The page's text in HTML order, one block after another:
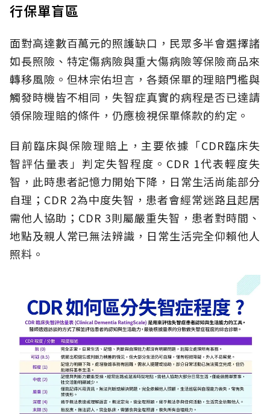
行保單盲區
面對高達數百萬元的照護缺口，民眾多半會選擇諸
如長照險、特定傷病險與重大傷病險等保險商品來
轉移風險。但林宗佑坦言，各類保單的理賠門檻與
觸發時機皆不相同，失智症真實的病程是否已達請
領保險理賠的條件，仍應檢視保單條款的約定。
目前臨床與保險理賠上，主要依據「CDR臨床失
智評估量表」判定失智程度。CDR 1代表輕度失
智，此時患者記憶力開始下降，日常生活尚能部分
自理；CDR 2為中度失智，患者會經常迷路且起居
需他人協助；CDR 3則屬嚴重失智，患者對時間、
地點及親人常已無法辨識，日常生活完全仰賴他人
照料。